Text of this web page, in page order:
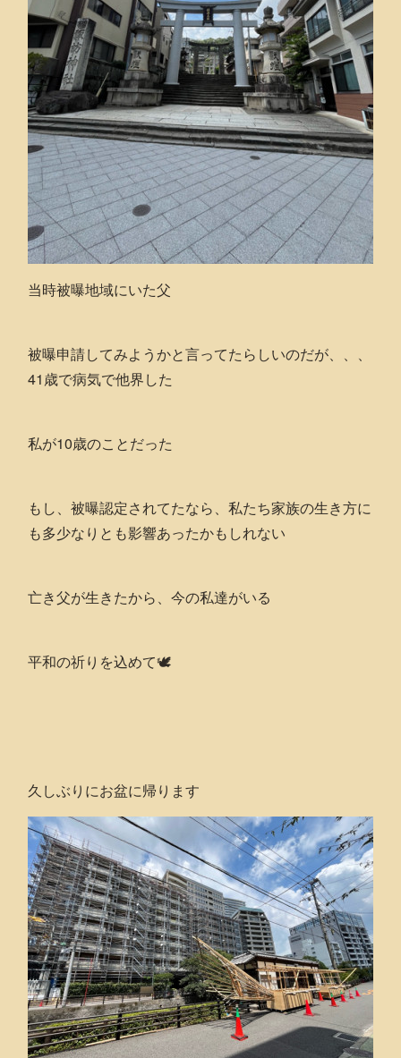
当時被曝地域にいた父
被曝申請してみようかと言ってたらしいのだが、、、
41歳で病気で他界した
私が10歳のことだった
もし、被曝認定されてたなら、私たち家族の生き方に
も多少なりとも影響あったかもしれない
亡き父が生きたから、今の私達がいる
平和の祈りを込めて🕊
久しぶりにお盆に帰ります